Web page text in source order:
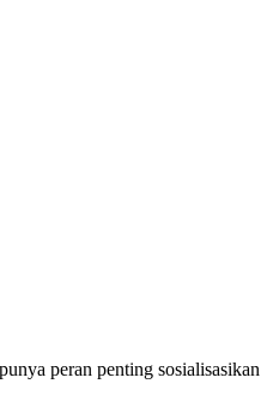
peran penting sosialisasikan